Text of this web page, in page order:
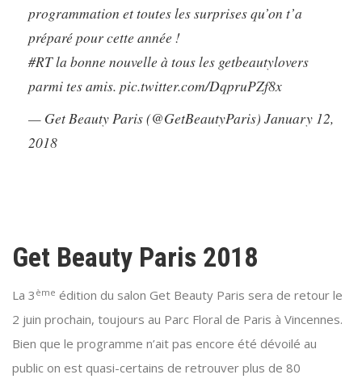
programmation et toutes les surprises qu’on t’a
préparé pour cette année !
#RTla bonne nouvelle à tous les getbeautylovers
parmi tes amis. pic.twitter.com/DqpruPZf8x
— Get Beauty Paris (@GetBeautyParis) January 12,
2018
Get Beauty Paris 2018
La 3 ème édition du salon Get Beauty Paris sera de retour le
2 juin prochain, toujours au Parc Floral de Paris à Vincennes.
Bien que le programme n’ait pas encore été dévoilé au
public on est quasi-certains de retrouver plus de 80